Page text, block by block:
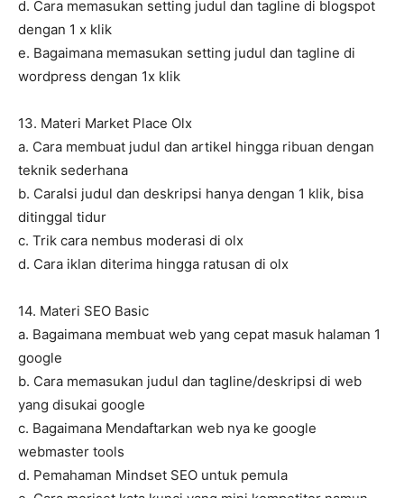
d. Cara memasukan setting judul dan tagline di blogspot
dengan 1 x klik
e. Bagaimana memasukan setting judul dan tagline di
wordpress dengan 1x klik
13. Materi Market Place Olx
a. Cara membuat judul dan artikel hingga ribuan dengan
teknik sederhana
b. CaraIsi judul dan deskripsi hanya dengan 1 klik, bisa
ditinggal tidur
c. Trik cara nembus moderasi di olx
d. Cara iklan diterima hingga ratusan di olx
14. Materi SEO Basic
a. Bagaimana membuat web yang cepat masuk halaman 1
google
b. Cara memasukan judul dan tagline/deskripsi di web
yang disukai google
c. Bagaimana Mendaftarkan web nya ke google
webmaster tools
d. Pemahaman Mindset SEO untuk pemula